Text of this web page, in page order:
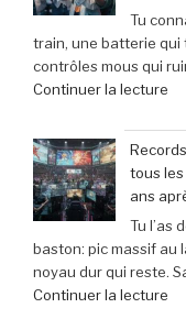
les
de
Tu
train, une batterie qui
contrôles mous qui
Continuer la lecture
du
la
tous
ans
Tu l’as
baston: pic massif au
noyau dur qui reste.
Continuer la lecture